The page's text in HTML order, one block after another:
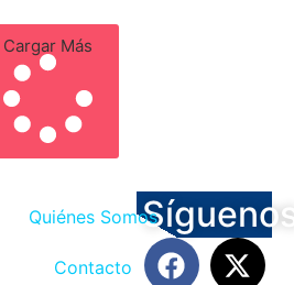
Cargar Más
Quiénes Somos
Contacto